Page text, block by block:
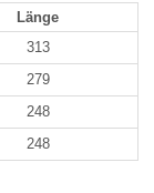
Länge
313
279
248
248